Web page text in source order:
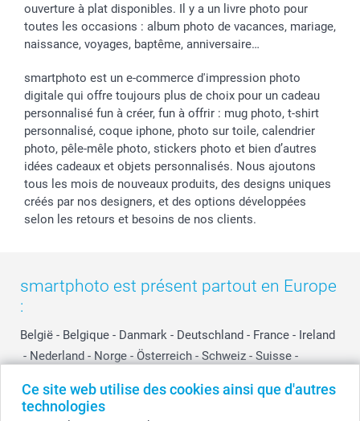
Ce site web utilise des cookies ainsi que d'autres
technologies
ouverture à plat disponibles. Il y a un livre photo pour
toutes les occasions : album photo de vacances, mariage,
naissance, voyages, baptême, anniversaire…
smartphoto est un e-commerce d'impression photo
digitale qui offre toujours plus de choix pour un cadeau
personnalisé fun à créer, fun à offrir : mug photo, t-shirt
personnalisé, coque iphone, photo sur toile, calendrier
photo, pêle-mêle photo, stickers photo et bien d’autres
idées cadeaux et objets personnalisés. Nous ajoutons
tous les mois de nouveaux produits, des designs uniques
créés par nos designers, et des options développées
selon les retours et besoins de nos clients.
smartphoto est présent partout en Europe
:
België - Belgique - Danmark - Deutschland - France - Ireland
- Nederland - Norge - Österreich - Schweiz - Suisse -
Other Countries